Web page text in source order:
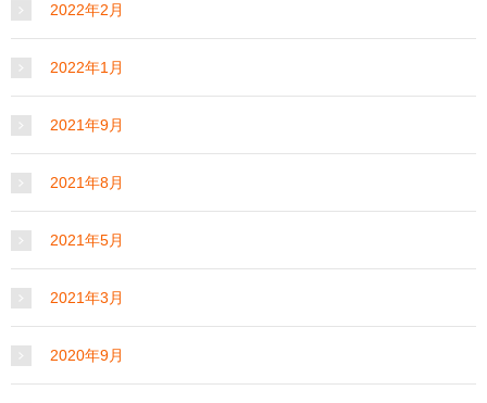
2022年2月
2022年1月
2021年9月
2021年8月
2021年5月
2021年3月
2020年9月